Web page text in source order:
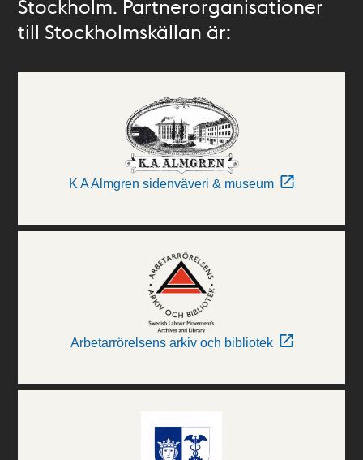
Stockholm. Partnerorganisationer
till Stockholmskällan är:
K A Almgren sidenväveri & museum
Arbetarrörelsens arkiv och bibliotek